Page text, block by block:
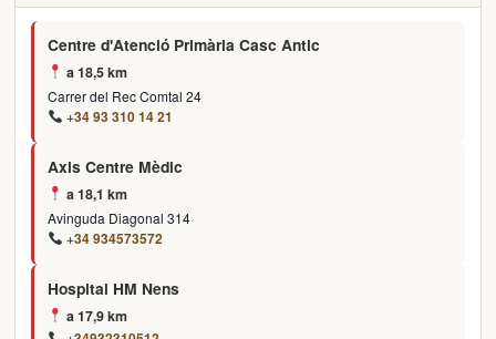
Centre d'Atenció Primària Casc Antic
a 18,5 km
Carrer del Rec Comtal 24
+34 93 310 14 21
Axis Centre Mèdic
a 18,1 km
Avinguda Diagonal 314
+34 934573572
Hospital HM Nens
a 17,9 km